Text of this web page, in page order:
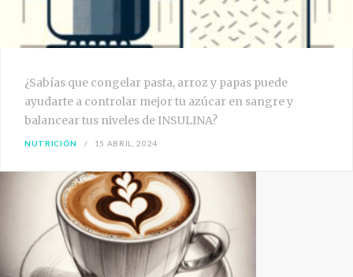
¿Sabías que congelar pasta, arroz y papas puede
ayudarte a controlar mejor tu azúcar en sangre y
balancear tus niveles de INSULINA?
NUTRICIÓN 15 ABRIL, 2024